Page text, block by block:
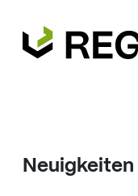
Neuigkeiten